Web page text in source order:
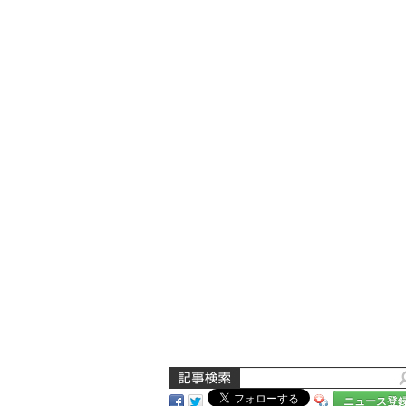
ニュース登